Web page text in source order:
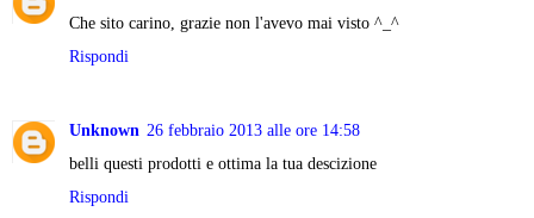
Che sito carino, grazie non l'avevo mai visto ^_^
Rispondi
Unknown 26 febbraio 2013 alle ore 14:58
belli questi prodotti e ottima la tua descizione
Rispondi